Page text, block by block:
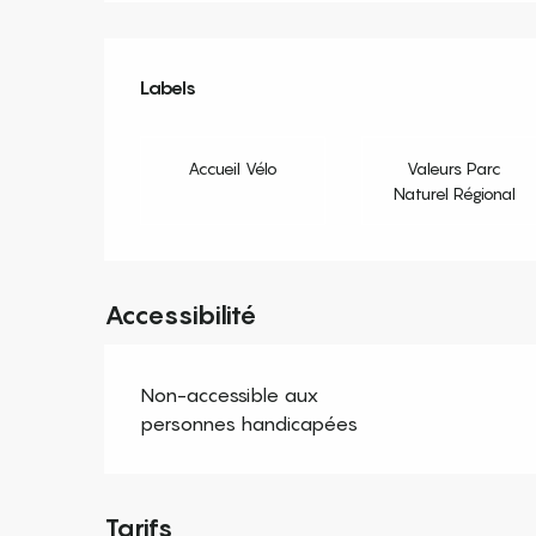
Offres de
Labels
Labels
Accueil Vélo
Valeurs Parc
Naturel Régional
Accessibilité
Non-accessible aux
personnes handicapées
Tarifs